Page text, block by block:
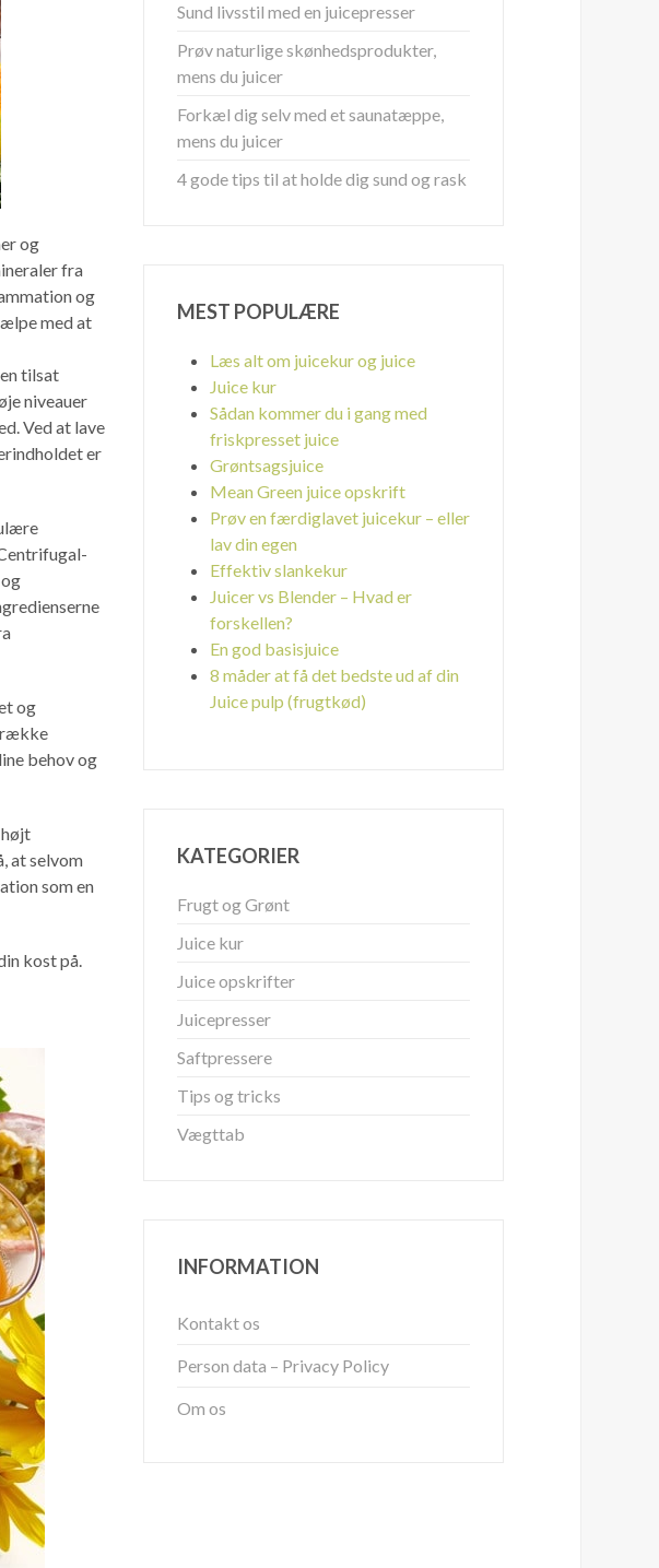
og
fra
og
med at
tilsat
niveauer
Ved at lave
er
og
række
behov og
at selvom
som en
kost på.
Sund livsstil med en juicepresser
Prøv naturlige skønhedsprodukter,
mens du juicer
Forkæl dig selv med et saunatæppe,
mens du juicer
4 gode tips til at holde dig sund og rask
MEST POPULÆRE
Læs alt om juicekur og juice
Juice kur
Sådan kommer du i gang med
friskpresset juice
Grøntsagsjuice
Mean Green juice opskrift
Prøv en færdiglavet juicekur – eller
lav din egen
Effektiv slankekur
Juicer vs Blender – Hvad er
forskellen?
En god basisjuice
8 måder at få det bedste ud af din
Juice pulp (frugtkød)
KATEGORIER
Frugt og Grønt
Juice kur
Juice opskrifter
Juicepresser
Saftpressere
Tips og tricks
Vægttab
INFORMATION
Kontakt os
Person data – Privacy Policy
Om os
×
liv med juice ?
nyheder og tips om juice